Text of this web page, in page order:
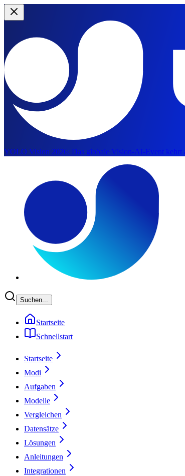
YOLO Vision 2026: Das globale Vision-AI-Event kehrt
Suchen...
Startseite
Schnellstart
Startseite
Modi
Aufgaben
Modelle
Vergleichen
Datensätze
Lösungen
Anleitungen
Integrationen